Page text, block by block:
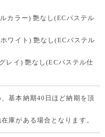
カラー) 艶なし(ECパステル
ワイト) 艶なし(ECパステル
レイ) 艶なし(ECパステル仕
基本納期40日ほど納期を頂
庫がある場合となります。